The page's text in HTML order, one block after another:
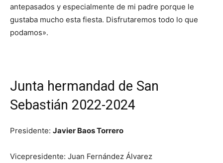
antepasados y especialmente de mi padre porque le
gustaba mucho esta fiesta. Disfrutaremos todo lo que
podamos».
Junta hermandad de San
Sebastián 2022-2024
Presidente: Javier Baos Torrero
Vicepresidente: Juan Fernández Álvarez